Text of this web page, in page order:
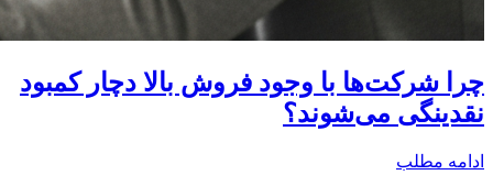
چرا شرکت‌ها با وجود فروش بالا دچار کمبود
نقدینگی می‌شوند؟
ادامه مطلب